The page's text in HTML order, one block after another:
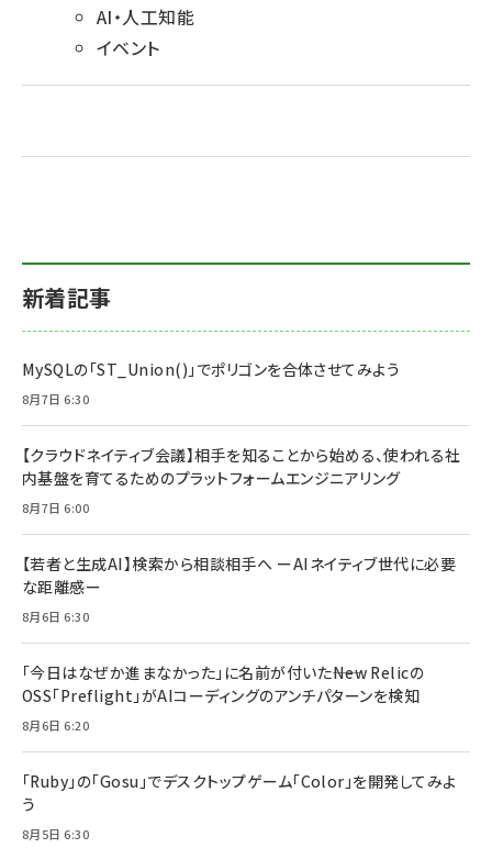
AI・人工知能
イベント
新着記事
MySQLの「ST_Union()」でポリゴンを合体させてみよう
8月7日 6:30
【クラウドネイティブ会議】相手を知ることから始める、使われる社
内基盤を育てるためのプラットフォームエンジニアリング
8月7日 6:00
【若者と生成AI】検索から相談相手へ ーAIネイティブ世代に必要
な距離感ー
8月6日 6:30
「今日はなぜか進まなかった」に名前が付いた――New Relicの
OSS「Preflight」がAIコーディングのアンチパターンを検知
8月6日 6:20
「Ruby」の「Gosu」でデスクトップゲーム「Color」を開発してみよ
う
8月5日 6:30